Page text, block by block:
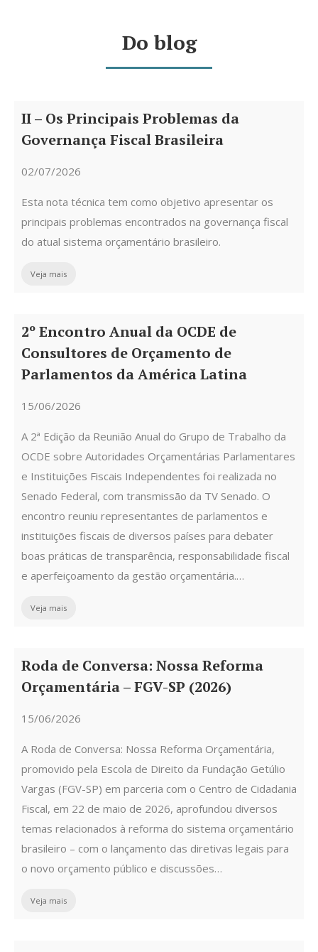
Do blog
II – Os Principais Problemas da
Governança Fiscal Brasileira
02/07/2026
Esta nota técnica tem como objetivo apresentar os
principais problemas encontrados na governança fiscal
do atual sistema orçamentário brasileiro.
Veja mais
2º Encontro Anual da OCDE de
Consultores de Orçamento de
Parlamentos da América Latina
15/06/2026
A 2ª Edição da Reunião Anual do Grupo de Trabalho da
OCDE sobre Autoridades Orçamentárias Parlamentares
e Instituições Fiscais Independentes foi realizada no
Senado Federal, com transmissão da TV Senado. O
encontro reuniu representantes de parlamentos e
instituições fiscais de diversos países para debater
boas práticas de transparência, responsabilidade fiscal
e aperfeiçoamento da gestão orçamentária.…
Veja mais
Roda de Conversa: Nossa Reforma
Orçamentária – FGV-SP (2026)
15/06/2026
A Roda de Conversa: Nossa Reforma Orçamentária,
promovido pela Escola de Direito da Fundação Getúlio
Vargas (FGV-SP) em parceria com o Centro de Cidadania
Fiscal, em 22 de maio de 2026, aprofundou diversos
temas relacionados à reforma do sistema orçamentário
brasileiro – com o lançamento das diretivas legais para
o novo orçamento público e discussões…
Veja mais